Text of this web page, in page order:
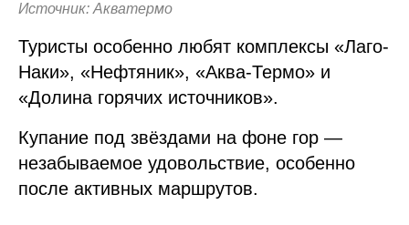
Источник: Акватермо
Туристы особенно любят комплексы «Лаго-
Наки», «Нефтяник», «Аква-Термо» и
«Долина горячих источников».
Купание под звёздами на фоне гор —
незабываемое удовольствие, особенно
после активных маршрутов.